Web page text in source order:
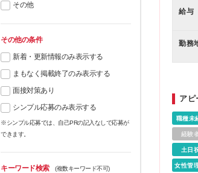
その他
その他の条件
新着・更新情報のみ表示する
まもなく掲載終了のみ表示する
面接対策あり
シンプル応募のみ表示する
※シンプル応募では、自己PRの記入なしで応募が
できます。
キーワード検索(複数キーワード不可)
給与
勤務
アピ
職種未
経験
土日
女性管